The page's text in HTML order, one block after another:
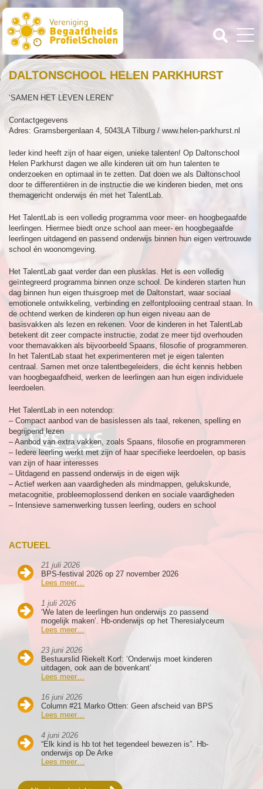
ACTUEEL
21 juli 2026
BPS-festival 2026 op 27 november 2026
Lees meer…
1 juli 2026
‘We laten de leerlingen hun onderwijs zo passend
mogelijk maken’. Hb-onderwijs op het Theresialyceum
Lees meer…
23 juni 2026
Bestuurslid Riekelt Korf: ‘Onderwijs moet kinderen
uitdagen, ook aan de bovenkant’
Lees meer…
16 juni 2026
Column #21 Marko Otten: Geen afscheid van BPS
Lees meer…
4 juni 2026
“Elk kind is hb tot het tegendeel bewezen is”. Hb-
onderwijs op De Arke
Lees meer…
DALTONSCHOOL HELEN PARKHURST
‘SAMEN HET LEVEN LEREN”
Contactgegevens
Adres: Gramsbergenlaan 4, 5043LA Tilburg / www.helen-parkhurst.nl
Ieder kind heeft zijn of haar eigen, unieke talenten! Op Daltonschool
Helen Parkhurst dagen we alle kinderen uit om hun talenten te
onderzoeken en optimaal in te zetten. Dat doen we als Daltonschool
door te differentiëren in de instructie die we kinderen bieden, met ons
themagericht onderwijs én met het TalentLab.
Het TalentLab is een volledig programma voor meer- en hoogbegaafde
leerlingen. Hiermee biedt onze school aan meer- en hoogbegaafde
leerlingen uitdagend en passend onderwijs binnen hun eigen vertrouwde
school én woonomgeving.
Het TalentLab gaat verder dan een plusklas. Het is een volledig
geïntegreerd programma binnen onze school. De kinderen starten hun
dag binnen hun eigen thuisgroep met de Daltonstart, waar sociaal
emotionele ontwikkeling, verbinding en zelfontplooiing centraal staan. In
de ochtend werken de kinderen op hun eigen niveau aan de
basisvakken als lezen en rekenen. Voor de kinderen in het TalentLab
betekent dit zeer compacte instructie, zodat ze meer tijd overhouden
voor themavakken als bijvoorbeeld Spaans, filosofie of programmeren.
In het TalentLab staat het experimenteren met je eigen talenten
centraal. Samen met onze talentbegeleiders, die écht kennis hebben
van hoogbegaafdheid, werken de leerlingen aan hun eigen individuele
leerdoelen.
Het TalentLab in een notendop:
– Compact aanbod van de basislessen als taal, rekenen, spelling en
begrijpend lezen
– Aanbod van extra vakken, zoals Spaans, filosofie en programmeren
– Iedere leerling werkt met zijn of haar specifieke leerdoelen, op basis
van zijn of haar interesses
– Uitdagend en passend onderwijs in de eigen wijk
– Actief werken aan vaardigheden als mindmappen, gelukskunde,
metacognitie, probleemoplossend denken en sociale vaardigheden
– Intensieve samenwerking tussen leerling, ouders en school